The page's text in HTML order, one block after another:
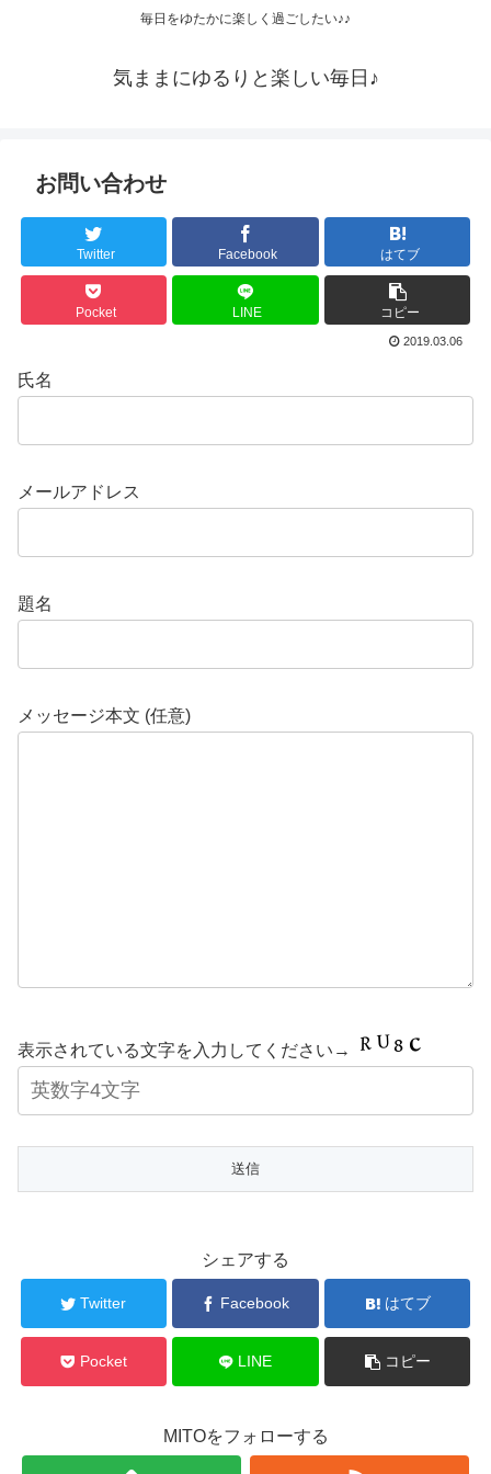
毎日をゆたかに楽しく過ごしたい♪♪
気ままにゆるりと楽しい毎日♪
お問い合わせ
Twitter Facebook はてブ
Pocket LINE コピー
2019.03.06
氏名
メールアドレス
題名
メッセージ本文 (任意)
表示されている文字を入力してください→
シェアする
Twitter Facebook はてブ
Pocket LINE コピー
MITOをフォローする